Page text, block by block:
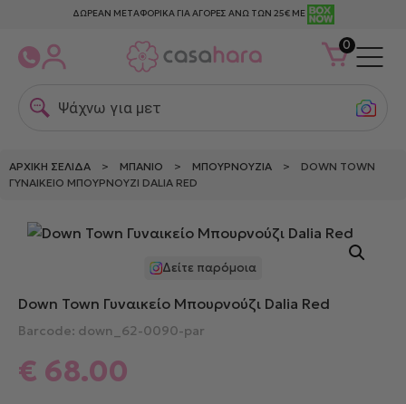
ΔΩΡΕΑΝ ΜΕΤΑΦΟΡΙΚΑ ΓΙΑ ΑΓΟΡΕΣ ΑΝΩ ΤΩΝ 25€ ΜΕ
0
Ψάχνω για μεταξ
ΑΡΧΙΚΉ ΣΕΛΊΔΑ > ΜΠΆΝΙΟ > ΜΠΟΥΡΝΟΎΖΙΑ > DOWN TOWN
ΓΥΝΑΙΚΕΊΟ ΜΠΟΥΡΝΟΎΖΙ DALIA RED
Δείτε παρόμοια
Down Town Γυναικείο Μπουρνούζι Dalia Red
Barcode: down_62-0090-par
€ 68.00